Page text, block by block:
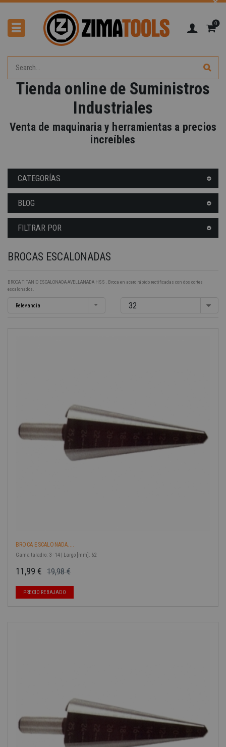
0
Tienda online de Suministros
Industriales
Venta de maquinaria y herramientas a precios
increíbles
CATEGORÍAS
BLOG
FILTRAR POR
BROCAS ESCALONADAS
BROCA TITANIO ESCALONADA AVELLANADA HSS . Broca en acero rápido rectificadas con dos cortes
escalonados.
Relevancia 32
BROCA ESCALONADA....
Gama taladro: 3 - 14 | Largo [mm]: 62
19,98 €
11,99 €
PRECIO REBAJADO